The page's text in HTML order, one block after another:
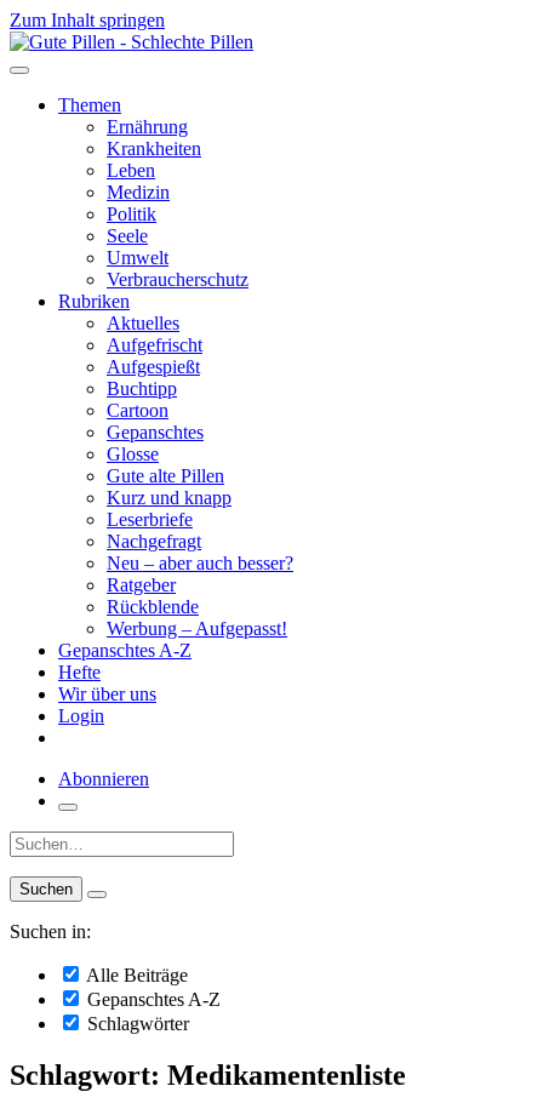
Zum Inhalt springen
Themen
Ernährung
Krankheiten
Leben
Medizin
Politik
Seele
Umwelt
Verbraucherschutz
Rubriken
Aktuelles
Aufgefrischt
Aufgespießt
Buchtipp
Cartoon
Gepanschtes
Glosse
Gute alte Pillen
Kurz und knapp
Leserbriefe
Nachgefragt
Neu – aber auch besser?
Ratgeber
Rückblende
Werbung – Aufgepasst!
Gepanschtes A-Z
Hefte
Wir über uns
Login
Abonnieren
Suche:
Suchen in:
Alle Beiträge
Gepanschtes A-Z
Schlagwörter
Schlagwort: Medikamentenliste